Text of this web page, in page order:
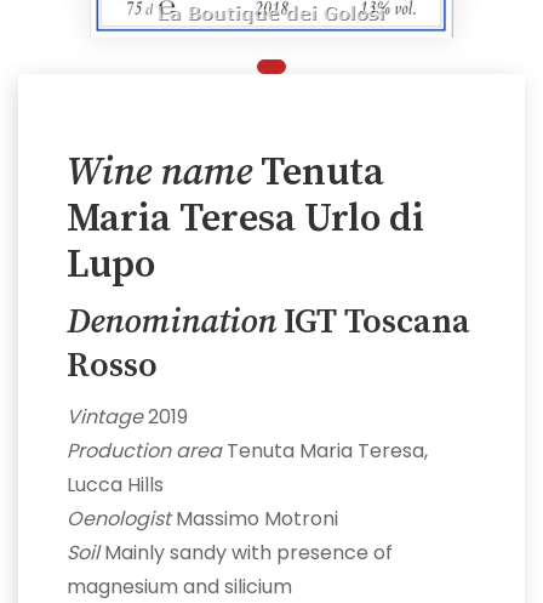
Wine nameTenuta
Maria Teresa Urlo di
Lupo
DenominationIGT Toscana
Rosso
Vintage2019
Production areaTenuta Maria Teresa,
Lucca Hills
OenologistMassimo Motroni
SoilMainly sandy with presence of
magnesium and silicium